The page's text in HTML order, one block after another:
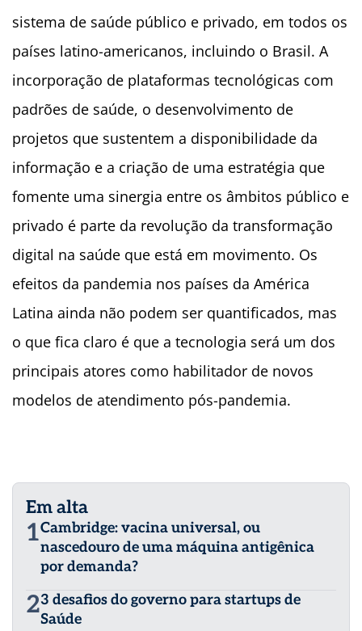
sistema de saúde público e privado, em todos os
países latino-americanos, incluindo o Brasil. A
incorporação de plataformas tecnológicas com
padrões de saúde, o desenvolvimento de
projetos que sustentem a disponibilidade da
informação e a criação de uma estratégia que
fomente uma sinergia entre os âmbitos público e
privado é parte da revolução da transformação
digital na saúde que está em movimento. Os
efeitos da pandemia nos países da América
Latina ainda não podem ser quantificados, mas
o que fica claro é que a tecnologia será um dos
principais atores como habilitador de novos
modelos de atendimento pós-pandemia.
Em alta
1Cambridge: vacina universal, ou
nascedouro de uma máquina antigênica
por demanda?
23 desafios do governo para startups de
Saúde